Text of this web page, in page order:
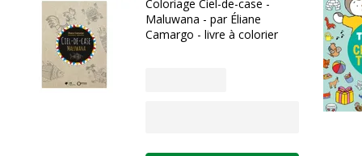
Coloriage Ciel-de-case -
Maluwana - par Éliane
Camargo - livre à colorier